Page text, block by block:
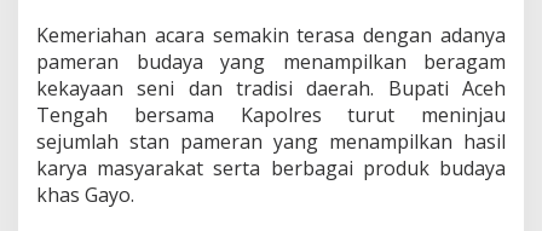
Kemeriahan acara semakin terasa dengan adanya
pameran budaya yang menampilkan beragam
kekayaan seni dan tradisi daerah. Bupati Aceh
Tengah bersama Kapolres turut meninjau
sejumlah stan pameran yang menampilkan hasil
karya masyarakat serta berbagai produk budaya
khas Gayo.